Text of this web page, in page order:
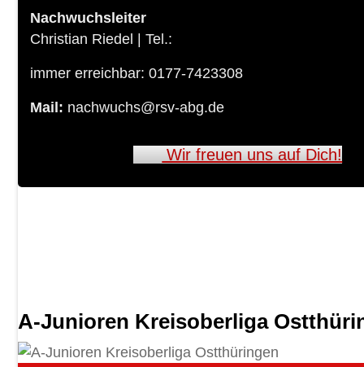
Nachwuchsleiter
Christian Riedel | Tel.:
immer erreichbar: 0177-7423308
Mail: nachwuchs@rsv-abg.de
Wir freuen uns auf Dich!
A-Junioren Kreisoberliga